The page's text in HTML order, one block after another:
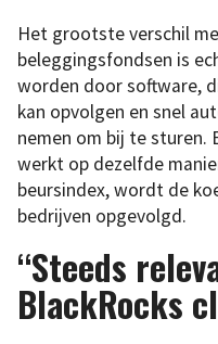
Het grootste verschil
beleggingsfondsen is
worden door software,
kan opvolgen en snel
nemen om bij te sturen.
werkt op dezelfde
beursindex, wordt de
bedrijven opgevolgd.
“Steeds
BlackRocks